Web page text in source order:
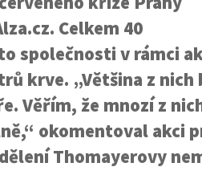
Celkem 40
společnosti v rámci
krve. „Většina z
Věřím, že mnozí z
okomentoval akci
Thomayerovy